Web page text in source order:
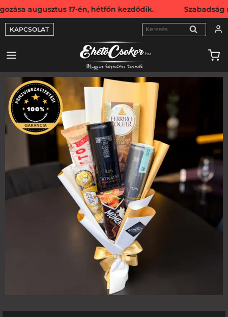
17-én, hétfőn kezdődik. Szabadság miatt
KAPCSOLAT KERESÉS